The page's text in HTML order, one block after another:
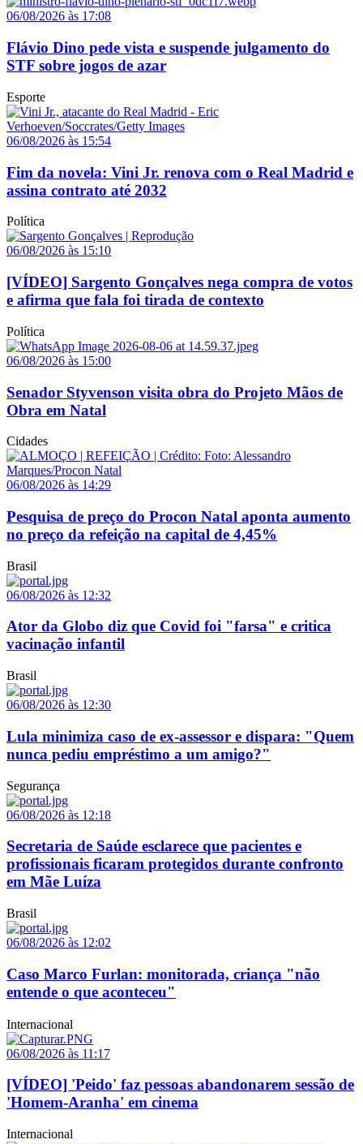
06/08/2026 às 17:08
Flávio Dino pede vista e suspende julgamento do
STF sobre jogos de azar
Esporte
06/08/2026 às 15:54
Fim da novela: Vini Jr. renova com o Real Madrid e
assina contrato até 2032
Política
06/08/2026 às 15:10
[VÍDEO] Sargento Gonçalves nega compra de votos
e afirma que fala foi tirada de contexto
Política
06/08/2026 às 15:00
Senador Styvenson visita obra do Projeto Mãos de
Obra em Natal
Cidades
06/08/2026 às 14:29
Pesquisa de preço do Procon Natal aponta aumento
no preço da refeição na capital de 4,45%
Brasil
06/08/2026 às 12:32
Ator da Globo diz que Covid foi "farsa" e critica
vacinação infantil
Brasil
06/08/2026 às 12:30
Lula minimiza caso de ex-assessor e dispara: "Quem
nunca pediu empréstimo a um amigo?"
Segurança
06/08/2026 às 12:18
Secretaria de Saúde esclarece que pacientes e
profissionais ficaram protegidos durante confronto
em Mãe Luíza
Brasil
06/08/2026 às 12:02
Caso Marco Furlan: monitorada, criança "não
entende o que aconteceu"
Internacional
06/08/2026 às 11:17
[VÍDEO] 'Peido' faz pessoas abandonarem sessão de
'Homem-Aranha' em cinema
Internacional